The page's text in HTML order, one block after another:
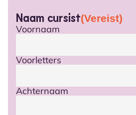
Naam cursist(Vereist)
Voornaam
Voorletters
Achternaam